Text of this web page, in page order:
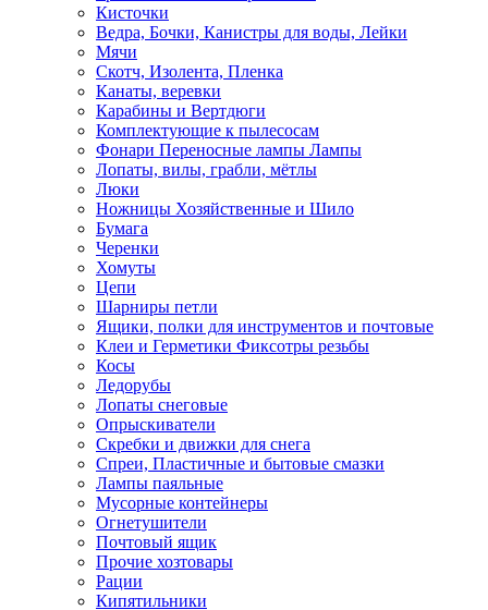
Кисточки
Ведра, Бочки, Канистры для воды, Лейки
Мячи
Скотч, Изолента, Пленка
Канаты, веревки
Карабины и Вертдюги
Комплектующие к пылесосам
Фонари Переносные лампы Лампы
Лопаты, вилы, грабли, мётлы
Люки
Ножницы Хозяйственные и Шило
Бумага
Черенки
Хомуты
Цепи
Шарниры петли
Ящики, полки для инструментов и почтовые
Клеи и Герметики Фиксотры резьбы
Косы
Ледорубы
Лопаты снеговые
Опрыскиватели
Скребки и движки для снега
Спреи, Пластичные и бытовые смазки
Лампы паяльные
Мусорные контейнеры
Огнетушители
Почтовый ящик
Прочие хозтовары
Рации
Кипятильники